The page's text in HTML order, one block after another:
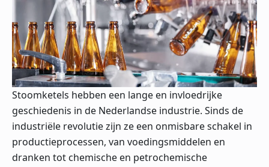
Stoomketels hebben een lange en invloedrijke
geschiedenis in de Nederlandse industrie. Sinds de
industriële revolutie zijn ze een onmisbare schakel in
productieprocessen, van voedingsmiddelen en
dranken tot chemische en petrochemische